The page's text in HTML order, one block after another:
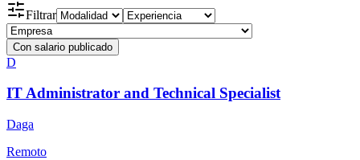
Filtrar
Con salario publicado
D
IT Administrator and Technical Specialist
Daga
Remoto